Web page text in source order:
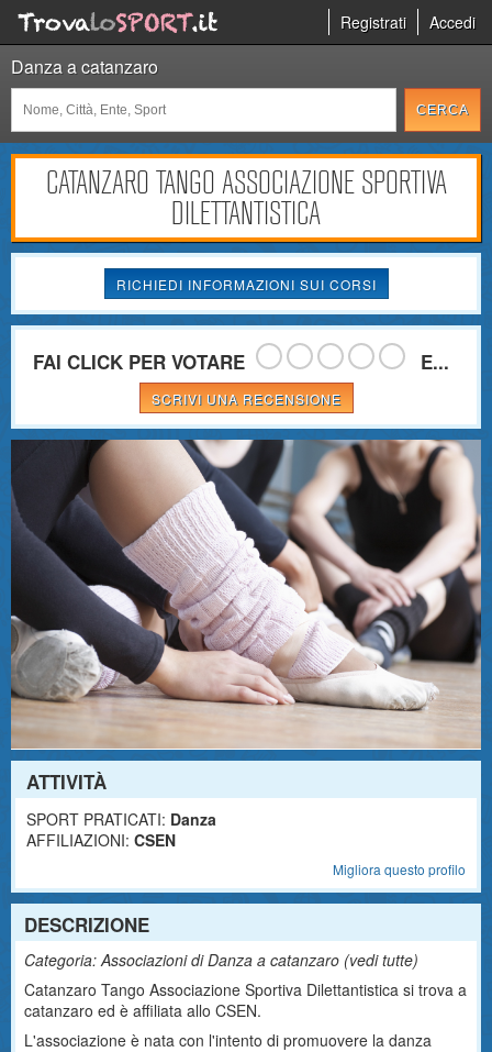
Registrati Accedi
Danza a catanzaro
CATANZARO TANGO ASSOCIAZIONE SPORTIVA
DILETTANTISTICA
RICHIEDI INFORMAZIONI SUI CORSI
FAI CLICK PER VOTARE E...
SCRIVI UNA RECENSIONE
ATTIVITÀ
SPORT PRATICATI: Danza
AFFILIAZIONI: CSEN
Migliora questo profilo
DESCRIZIONE
Categoria: Associazioni di Danza a catanzaro (vedi tutte)
Catanzaro Tango Associazione Sportiva Dilettantistica si trova a
catanzaro ed è affiliata allo CSEN.
L'associazione è nata con l'intento di promuovere la danza